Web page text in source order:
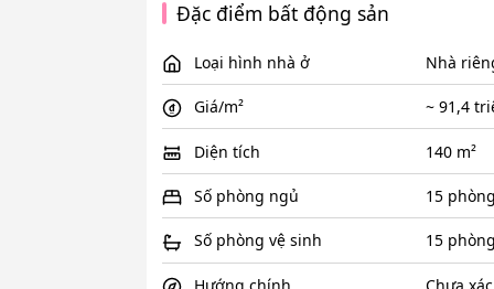
Đặc điểm bất động sản
Loại hình nhà ở Nhà
Giá/m² ~ 91,4
Diện tích 140 m²
Số phòng ngủ 15 phòng
Số phòng vệ sinh 15 phòng